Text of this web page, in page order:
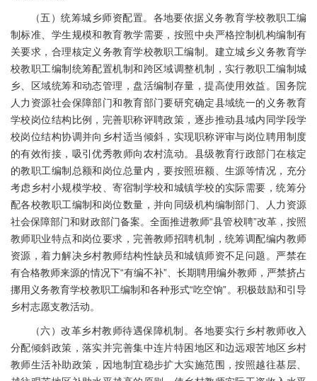
（五）统筹城乡师资配置。各地要依据义务教育学校教职工编
制标准、学生规模和教育教学需要，按照中央严格控制机构编制有
关要求，合理核定义务教育学校教职工编制。建立城乡义务教育学
校教职工编制统筹配置机制和跨区域调整机制，实行教职工编制城
乡、区域统筹和动态管理，盘活编制存量，提高使用效益。国务院
人力资源社会保障部门和教育部门要研究确定县域统一的义务教育
学校岗位结构比例，完善职称评聘政策，逐步推动县域内同学段学
校岗位结构协调并向乡村适当倾斜，实现职称评审与岗位聘用制度
的有效衔接，吸引优秀教师向农村流动。县级教育行政部门在核定
的教职工编制总额和岗位总量内，要按照班额、生源等情况，充分
考虑乡村小规模学校、寄宿制学校和城镇学校的实际需要，统筹分
配各校教职工编制和岗位数量，并向同级机构编制部门、人力资源
社会保障部门和财政部门备案。全面推进教师“县管校聘”改革，按照
教师职业特点和岗位要求，完善教师招聘机制，统筹调配编内教师
资源，着力解决乡村教师结构性缺员和城镇师资不足问题。严禁在
有合格教师来源的情况下“有编不补”、长期聘用编外教师，严禁挤占
挪用义务教育学校教职工编制和各种形式“吃空饷”。积极鼓励和引导
乡村志愿支教活动。
（六）改革乡村教师待遇保障机制。各地要实行乡村教师收入
分配倾斜政策，落实并完善集中连片特困地区和边远艰苦地区乡村
教师生活补助政策，因地制宜稳步扩大实施范围，按照越往基层、